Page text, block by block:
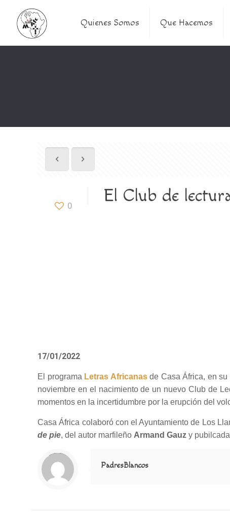
Quienes Somos Que Hacemos
0 El Club de
17/01/2022
El programa Letras Africanasde Casa África, en su
noviembre en el nacimiento de un nuevo Club de
momentos en la incertidumbre por la erupción del
Casa África colaboró con el Ayuntamiento de Los
de pie, del autor marfileño Armand Gauz y
Notice
: Trying to access array offset on value of type null in
/home/misioner/public_html/padresblancos/themes/betheme/includes/content-single.php
on line
286
PadresBlancos